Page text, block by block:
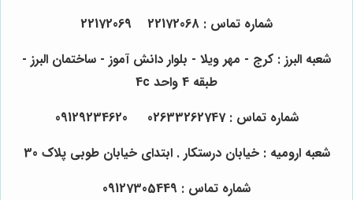
شماره تماس : 22172068 22172069
شعبه البرز : کرج - مهر ویلا - بلوار دانش آموز - ساختمان البرز -
طبقه 4 واحد 4c
شماره تماس : 02633262747 09129234620
شعبه ارومیه : خیابان درستکار . ابتدای خیابان طوبی پلاک 30
شماره تماس : 09127305449